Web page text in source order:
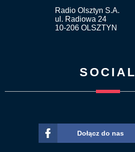
Radio Olsztyn S.A.
ul. Radiowa 24
10-206 OLSZTYN
SOCIAL
Dołącz do nas